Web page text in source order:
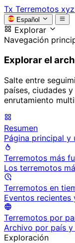
Tx Terremotos xyz
Español
Explorar
Navegación
Explorar el
Salte entre
países, ciudades
enrutamiento
Resumen
Página principal y
Terremotos más
Los terremotos
Terremotos en
Eventos
Terremotos por
Archivo por país
Exploración